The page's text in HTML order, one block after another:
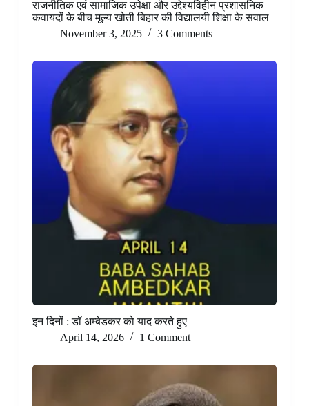
राजनीतिक एवं सामाजिक उपेक्षा और उद्देश्यविहीन प्रशासनिक
कवायदों के बीच मूल्य खोती बिहार की विद्यालयी शिक्षा के सवाल
November 3, 2025
3 Comments
इन दिनों : डॉ अम्बेडकर को याद करते हुए
April 14, 2026
1 Comment